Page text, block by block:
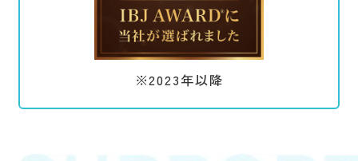
※2023年以降